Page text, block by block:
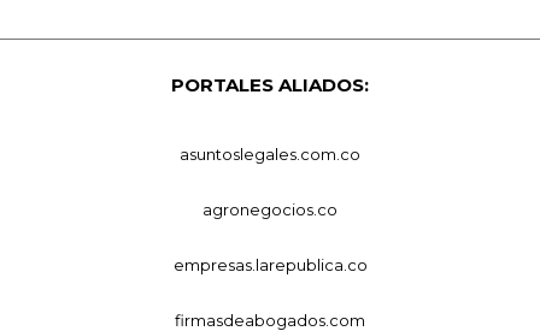
PORTALES ALIADOS:
asuntoslegales.com.co
agronegocios.co
empresas.larepublica.co
firmasdeabogados.com